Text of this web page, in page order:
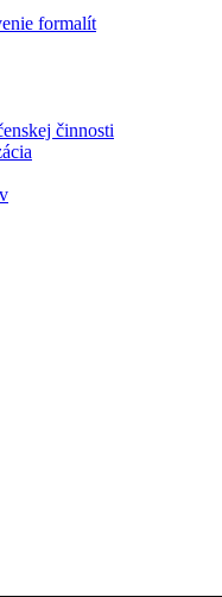
formalít
činnosti